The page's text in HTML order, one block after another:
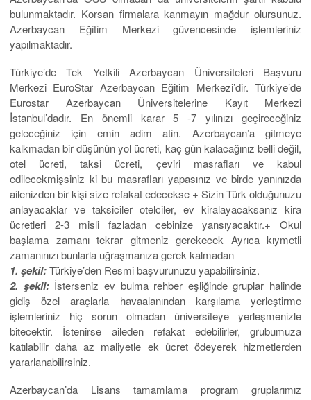
bulunmaktadır. Korsan firmalara kanmayın mağdur olursunuz.
Azerbaycan Eğitim Merkezi güvencesinde işlemleriniz
yapılmaktadır.
Türkiye’de Tek Yetkili Azerbaycan Üniversiteleri Başvuru
Merkezi EuroStar Azerbaycan Eğitim Merkezi’dir. Türkiye’de
Eurostar Azerbaycan Üniversitelerine Kayıt Merkezi
İstanbul’dadır. En önemli karar 5 -7 yılınızı geçireceğiniz
geleceğiniz için emin adim atin. Azerbaycan’a gitmeye
kalkmadan bir düşünün yol ücreti, kaç gün kalacağınız belli değil,
otel ücreti, taksi ücreti, çeviri masrafları ve kabul
edilecekmişsiniz ki bu masrafları yapasınız ve birde yanınızda
ailenizden bir kişi size refakat edecekse + Sizin Türk olduğunuzu
anlayacaklar ve taksiciler otelciler, ev kiralayacaksanız kira
ücretleri 2-3 misli fazladan cebinize yansıyacaktır.+ Okul
başlama zamanı tekrar gitmeniz gerekecek Ayrıca kıymetli
zamanınızı bunlarla uğraşmanıza gerek kalmadan
1. şekil:Türkiye’den Resmi başvurunuzu yapabilirsiniz.
2. şekil: İsterseniz ev bulma rehber eşliğinde gruplar halinde
gidiş özel araçlarla havaalanından karşılama yerleştirme
işlemleriniz hiç sorun olmadan üniversiteye yerleşmenizle
bitecektir. İstenirse aileden refakat edebilirler, grubumuza
katılabilir daha az maliyetle ek ücret ödeyerek hizmetlerden
yararlanabilirsiniz.
Azerbaycan’da Lisans tamamlama program gruplarımız